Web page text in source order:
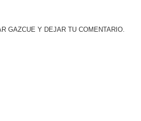
GAZCUE Y DEJAR TU COMENTARIO.